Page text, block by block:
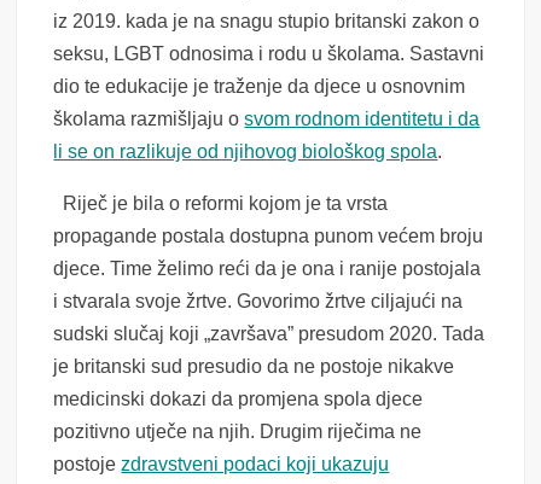
iz 2019. kada je na snagu stupio britanski zakon o
seksu, LGBT odnosima i rodu u školama. Sastavni
dio te edukacije je traženje da djece u osnovnim
školama razmišljaju osvom rodnom identitetu i da
li se on razlikuje od njihovog biološkog spola.
Riječ je bila o reformi kojom je ta vrsta
propagande postala dostupna punom većem broju
djece. Time želimo reći da je ona i ranije postojala
i stvarala svoje žrtve. Govorimo žrtve ciljajući na
sudski slučaj koji „završava” presudom 2020. Tada
je britanski sud presudio da ne postoje nikakve
medicinski dokazi da promjena spola djece
pozitivno utječe na njih. Drugim riječima ne
postojezdravstveni podaci koji ukazuju